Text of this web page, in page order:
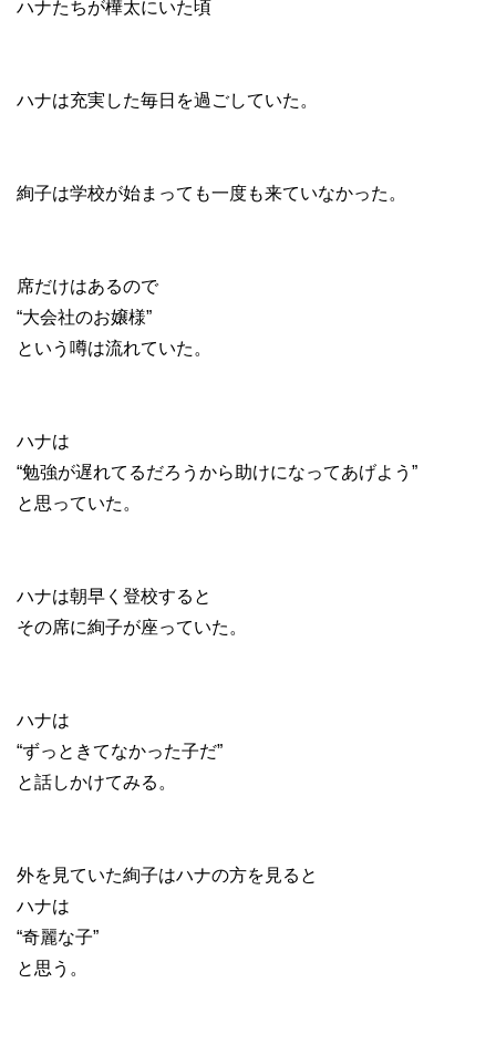
ハナたちが樺太にいた頃
ハナは充実した毎日を過ごしていた。
絢子は学校が始まっても一度も来ていなかった。
席だけはあるので
“大会社のお嬢様”
という噂は流れていた。
ハナは
“勉強が遅れてるだろうから助けになってあげよう”
と思っていた。
ハナは朝早く登校すると
その席に絢子が座っていた。
ハナは
“ずっときてなかった子だ”
と話しかけてみる。
外を見ていた絢子はハナの方を見ると
ハナは
“奇麗な子”
と思う。